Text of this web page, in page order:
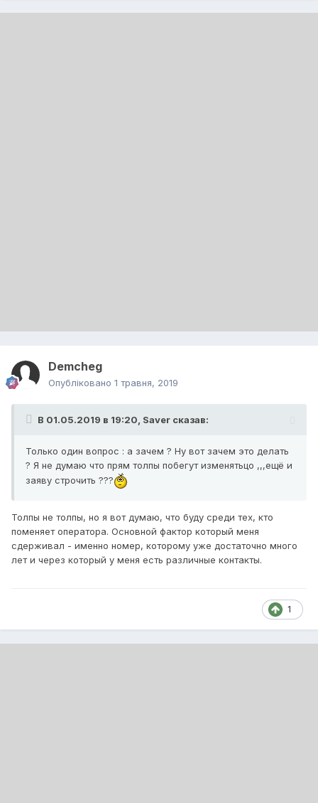
Demcheg
Опубліковано 1 травня, 2019
В 01.05.2019 в 19:20, Saver сказав:
Только один вопрос : а зачем ? Ну вот зачем это делать
? Я не думаю что прям толпы побегут изменятьцо ,,,ещё и
заяву строчить ???
Толпы не толпы, но я вот думаю, что буду среди тех, кто
поменяет оператора. Основной фактор который меня
сдерживал - именно номер, которому уже достаточно много
лет и через который у меня есть различные контакты.
1